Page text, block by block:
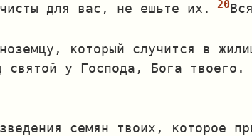
для вас, не ешьте их.
который случится в
у Господа, Бога твоего.
семян твоих, которое